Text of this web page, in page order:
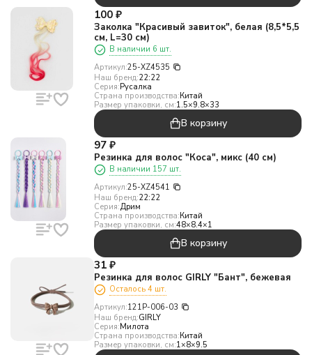
100 ₽
Заколка "Красивый завиток", белая (8,5*5,5
см, L=30 см)
В наличии 6 шт.
Артикул:25-XZ4535
Наш бренд:22:22
Серия:Русалка
Страна производства:Китай
Размер упаковки, см:1.5×9.8×33
В корзину
97 ₽
Резинка для волос "Коса", микс (40 см)
В наличии 157 шт.
Артикул:25-XZ4541
Наш бренд:22:22
Серия:Дрим
Страна производства:Китай
Размер упаковки, см:48×8.4×1
В корзину
31 ₽
Резинка для волос GIRLY "Бант", бежевая
Осталось 4 шт.
Артикул:121P-006-03
Наш бренд:GIRLY
Серия:Милота
Страна производства:Китай
Размер упаковки, см:1×8×9.5